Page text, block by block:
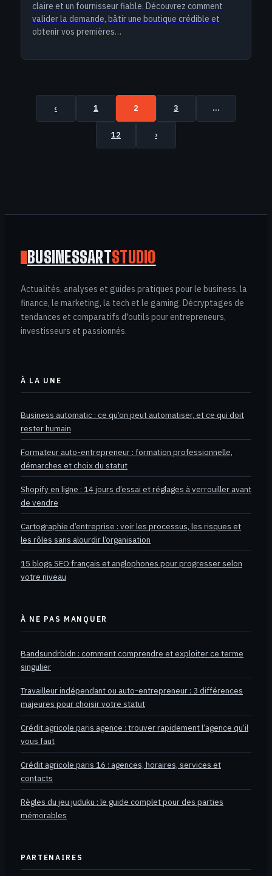
claire et un fournisseur fiable. Découvrez comment
valider la demande, bâtir une boutique crédible et
obtenir vos premières…
‹ 1 2 3 …
12 ›
BUSINESSARTSTUDIO
Actualités, analyses et guides pratiques pour le business, la
finance, le marketing, la tech et le gaming. Décryptages de
tendances et comparatifs d'outils pour entrepreneurs,
investisseurs et passionnés.
À LA UNE
Business automatic : ce qu’on peut automatiser, et ce qui doit
rester humain
Formateur auto-entrepreneur : formation professionnelle,
démarches et choix du statut
Shopify en ligne : 14 jours d’essai et réglages à verrouiller avant
de vendre
Cartographie d’entreprise : voir les processus, les risques et
les rôles sans alourdir l’organisation
15 blogs SEO français et anglophones pour progresser selon
votre niveau
À NE PAS MANQUER
Bandsundrbidn : comment comprendre et exploiter ce terme
singulier
Travailleur indépendant ou auto-entrepreneur : 3 différences
majeures pour choisir votre statut
Crédit agricole paris agence : trouver rapidement l’agence qu’il
vous faut
Crédit agricole paris 16 : agences, horaires, services et
contacts
Règles du jeu juduku : le guide complet pour des parties
mémorables
PARTENAIRES